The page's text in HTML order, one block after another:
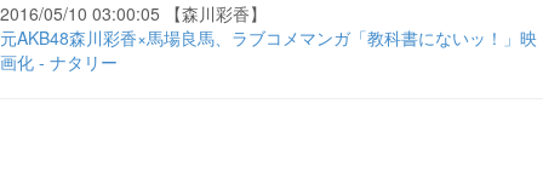
2016/05/10 03:00:05 【森川彩香】
元AKB48森川彩香×馬場良馬、ラブコメマンガ「教科書にないッ！」映
画化 - ナタリー